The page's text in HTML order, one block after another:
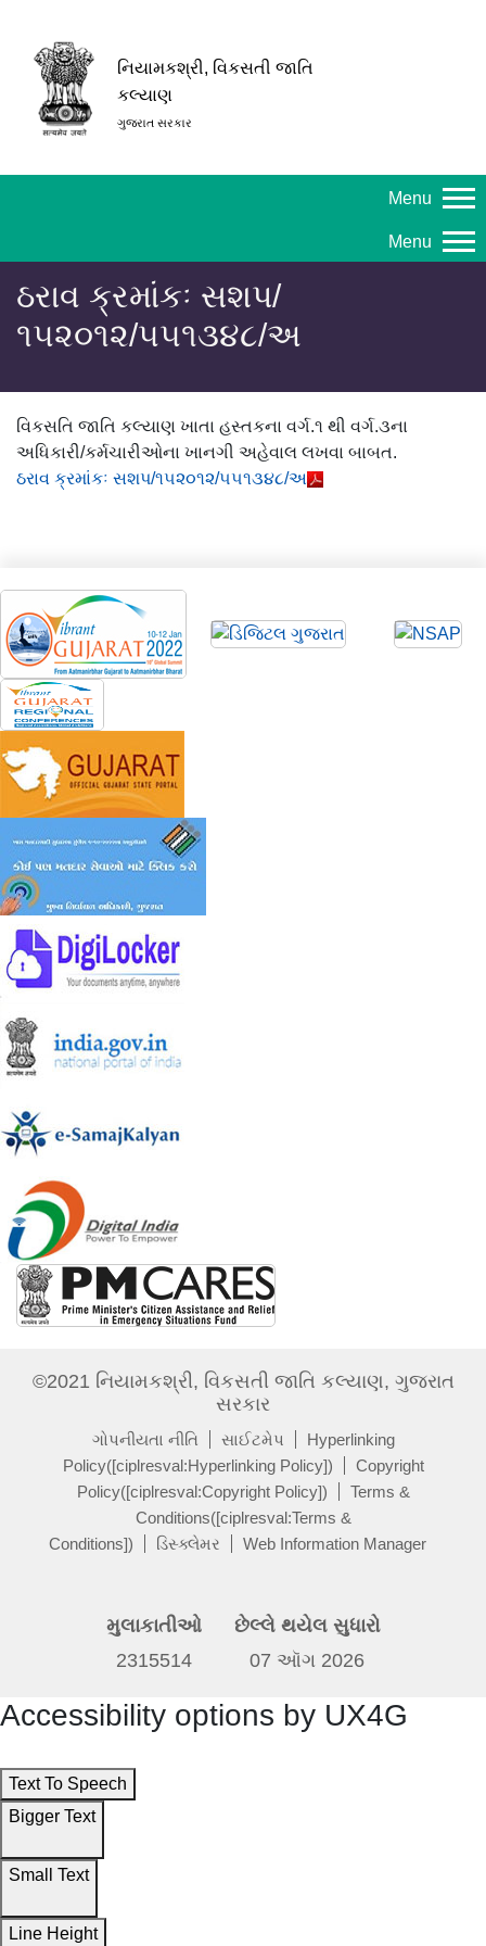
નિયામકશ્રી, વિકસતી જાતિ
કલ્યાણ
ગુજરાત સરકાર
Menu
Menu
ઠરાવ ક્રમાંકઃ સશપ/
૧૫૨૦૧૨/૫૫૧૩૪૮/અ
વિકસતિ જાતિ કલ્યાણ ખાતા હસ્તકના વર્ગ.૧ થી વર્ગ.૩ના
અધિકારી/કર્મચારીઓના ખાનગી અહેવાલ લખવા બાબત.
ઠરાવ ક્રમાંકઃ સશપ/૧૫૨૦૧૨/૫૫૧૩૪૮/અ
©2021 નિયામકશ્રી, વિકસતી જાતિ કલ્યાણ, ગુજરાત
સરકાર
ગોપનીયતા નીતિ સાઈટમેપ
Hyperlinking
Policy([ciplresval:Hyperlinking Policy])
Copyright
Policy([ciplresval:Copyright Policy])
Terms &
Conditions([ciplresval:Terms &
Conditions])
ડિસ્ક્લેમર Web Information Manager
મુલાકાતીઓ
2315514
છેલ્લે થયેલ સુધારો
07 ઑગ 2026
Accessibility options by UX4G
Text To Speech
Bigger Text
Small Text
Line Height